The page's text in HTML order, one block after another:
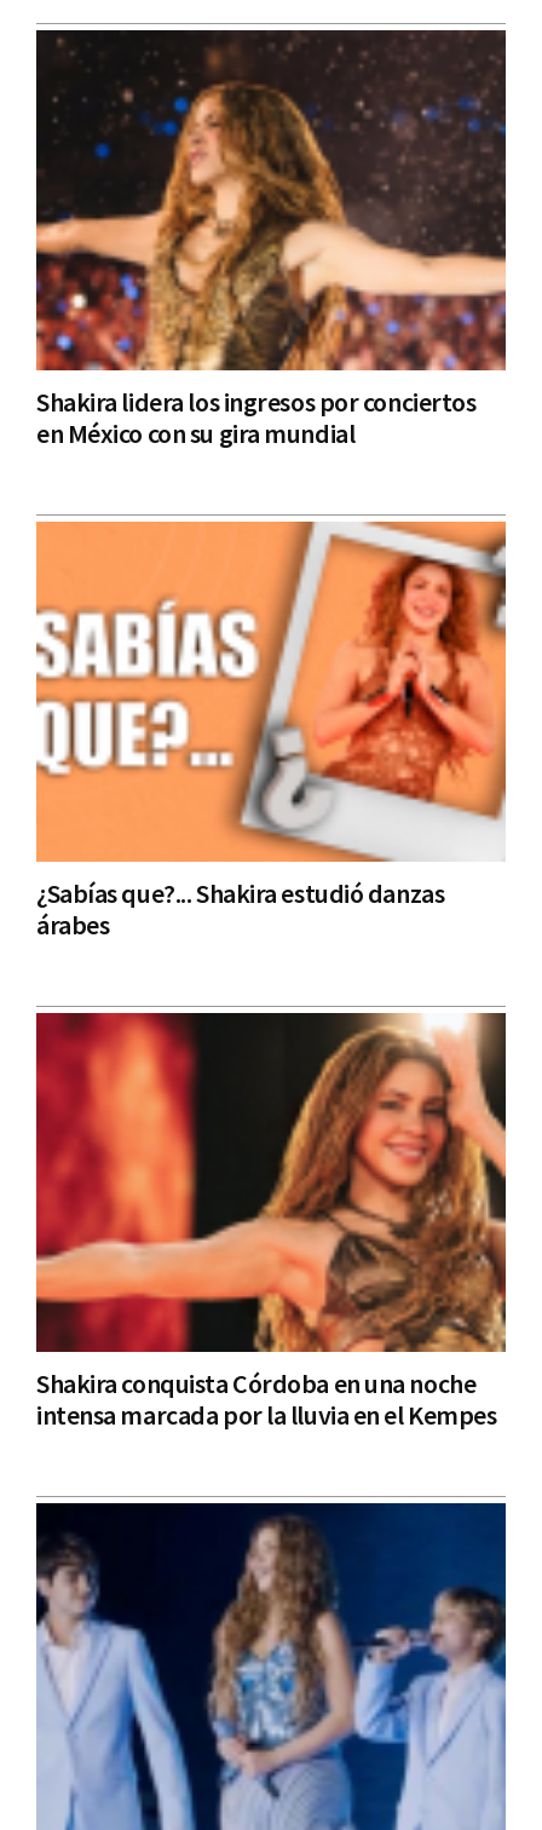
Shakira lidera los ingresos por conciertos
en México con su gira mundial
​¿Sabías que?... Shakira estudió danzas
árabes
Shakira conquista Córdoba en una noche
intensa marcada por la lluvia en el Kempes